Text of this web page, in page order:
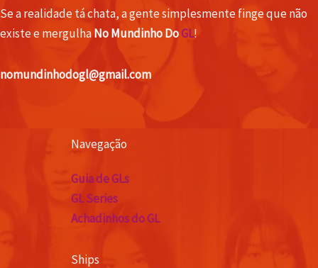
Se a realidade tá chata, a gente simplesmente finge que não
existe e mergulhaNo Mundinho DoGL!
nomundinhodogl@gmail.com
Navegação
Guia de GLs
GL Series
Achadinhos do GL
Ships